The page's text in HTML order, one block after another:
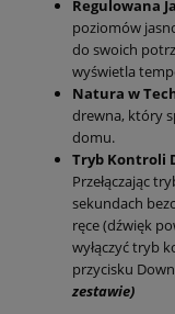
Regulowana
poziomów
do swoich
wyświetla
Natura w
drewna, który
domu.
Tryb Kontroli
Przełączając
sekundach
ręce (dźwięk
wyłączyć tryb
przycisku
zestawie)